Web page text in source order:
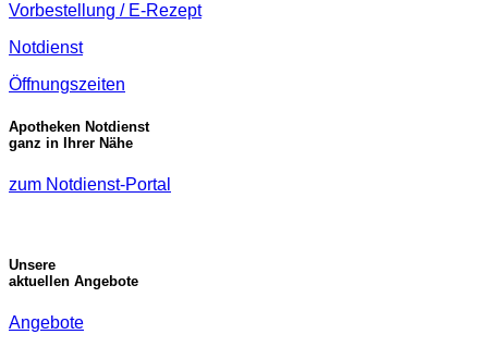
Vorbestellung / E-Rezept
Notdienst
Öffnungszeiten
Apotheken Notdienst
ganz in Ihrer Nähe
zum Notdienst-Portal
Unsere
aktuellen Angebote
Angebote